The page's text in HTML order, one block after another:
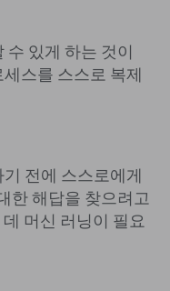
수 있게 하는 것이
스를 스스로 복제
전에 스스로에게
한 해답을 찾으려고
머신 러닝이 필요